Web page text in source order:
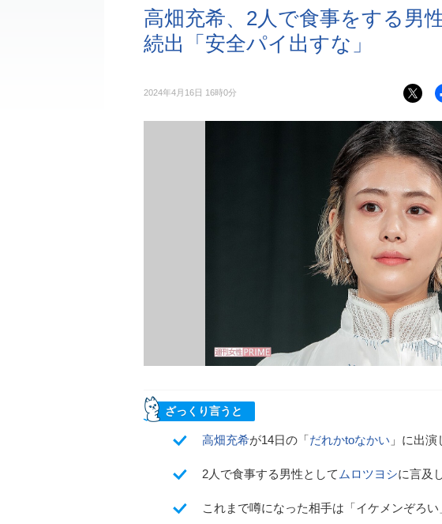
高畑充希、2人で食事をする男
続出「安全パイ出すな」
2024年4月16日 16時0分
ざっくり言うと
高畑充希が14日の「だれかtoなかい 」に出
2人で食事する男性として ムロツヨシに言及
これまで噂になった相手は「イケメンぞろ